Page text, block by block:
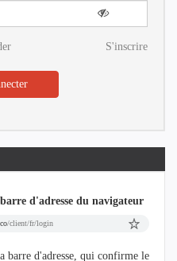
S'inscrire
d'adresse du navigateur
/client/fr/login
barre d'adresse, qui confirme le